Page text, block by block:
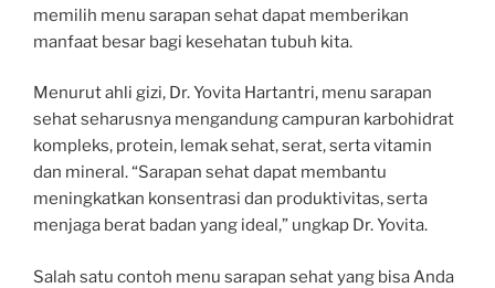
memilih menu sarapan sehat dapat memberikan
manfaat besar bagi kesehatan tubuh kita.
Menurut ahli gizi, Dr. Yovita Hartantri, menu sarapan
sehat seharusnya mengandung campuran karbohidrat
kompleks, protein, lemak sehat, serat, serta vitamin
dan mineral. “Sarapan sehat dapat membantu
meningkatkan konsentrasi dan produktivitas, serta
menjaga berat badan yang ideal,” ungkap Dr. Yovita.
Salah satu contoh menu sarapan sehat yang bisa Anda